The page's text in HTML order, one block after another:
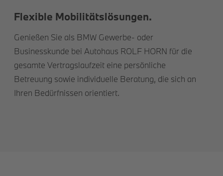
Flexible Mobilitätslösungen.
Genießen Sie als BMW Gewerbe- oder
Businesskunde bei Autohaus ROLF HORN für die
gesamte Vertragslaufzeit eine persönliche
Betreuung sowie individuelle Beratung, die sich an
Ihren Bedürfnissen orientiert.